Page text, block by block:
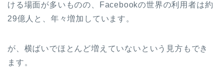
ける場面が多いものの、Facebookの世界の利用者は約
29億人と、年々増加しています。
が、横ばいでほとんど増えていないという見方もでき
ます。